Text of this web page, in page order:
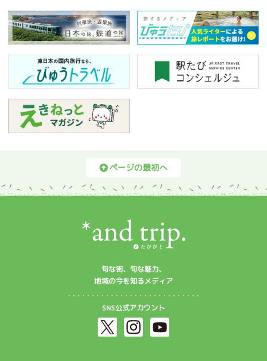
ページの最初へ
旬な街、旬な魅力、
地域の今を知るメディア
SNS公式アカウント